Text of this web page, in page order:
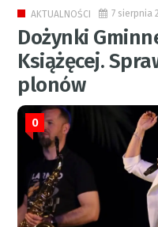
AKTUALNOŚCI 7 sierpnia
Dożynki
Książęcej.
plonów
0